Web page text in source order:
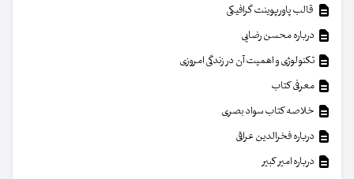
قالب پاورپوینت گرافیکی
درباره محسن رضایی
تکنولوژی و اهمیت آن در زندگی امروزی
معرفی کتاب
خلاصه کتاب سواد بصری
درباره فخرالدین عراقی
درباره امیر کبیر